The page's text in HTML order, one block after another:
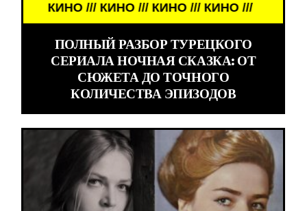
КИНО /// КИНО /// КИНО /// КИНО ///
ПОЛНЫЙ РАЗБОР ТУРЕЦКОГО
СЕРИАЛА НОЧНАЯ СКАЗКА: ОТ
СЮЖЕТА ДО ТОЧНОГО
КОЛИЧЕСТВА ЭПИЗОДОВ